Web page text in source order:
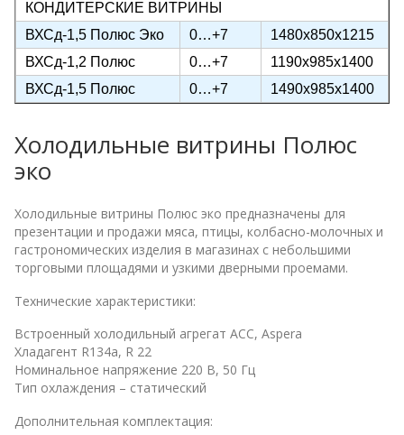
КОНДИТЕРСКИЕ ВИТРИНЫ
ВХСд-1,5 Полюс Эко
0…+7
1480х850х1215
ВХСд-1,2 Полюс
0…+7
1190х985х1400
ВХСд-1,5 Полюс
0…+7 1490х985х1400
Холодильные витрины Полюс
эко
Холодильные витрины Полюс эко предназначены для
презентации и продажи мяса, птицы, колбасно-молочных и
гастрономических изделия в магазинах с небольшими
торговыми площадями и узкими дверными проемами.
Технические характеристики:
Встроенный холодильный агрегат ACC, Aspera
Хладагент R134a, R 22
Номинальное напряжение 220 В, 50 Гц
Тип охлаждения – статический
Дополнительная комплектация: